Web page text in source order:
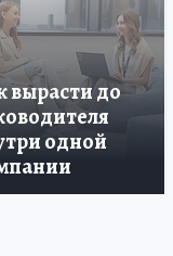
вырасти до
одной